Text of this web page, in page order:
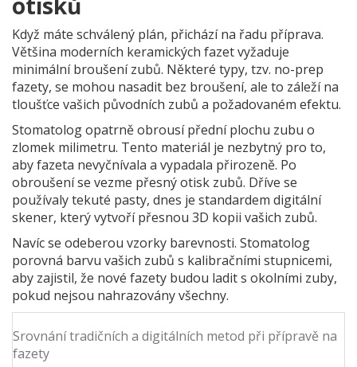
Když máte schválený plán, přichází na řadu příprava.
Většina moderních keramických fazet vyžaduje
minimální broušení zubů. Některé typy, tzv. no-prep
fazety, se mohou nasadit bez broušení, ale to záleží na
tloušťce vašich původních zubů a požadovaném efektu.
Stomatolog opatrně obrousí přední plochu zubu o
zlomek milimetru. Tento materiál je nezbytný pro to,
aby fazeta nevyčnívala a vypadala přirozeně. Po
obroušení se vezme přesný otisk zubů. Dříve se
používaly tekuté pasty, dnes je standardem digitální
skener, který vytvoří přesnou 3D kopii vašich zubů.
Navíc se odeberou vzorky barevnosti. Stomatolog
porovná barvu vašich zubů s kalibračními stupnicemi,
aby zajistil, že nové fazety budou ladit s okolními zuby,
pokud nejsou nahrazovány všechny.
Srovnání tradičních a digitálních metod při přípravě na
fazety